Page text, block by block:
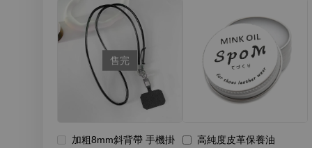
售完
加粗8mm斜背帶 手機掛
高純度皮革保養油